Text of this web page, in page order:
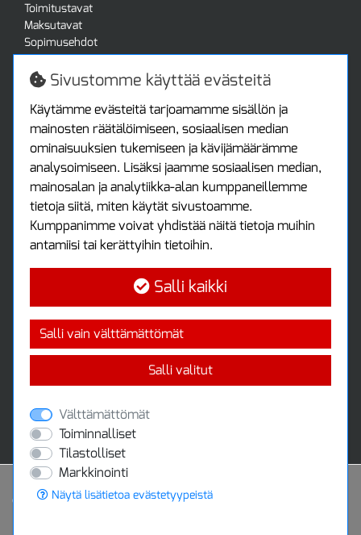
Toimitustavat
Maksutavat
Sopimusehdot
Turvallista ostamista
Jälleenmyyjille
Tax free / verovapaa myynti
Asiakastilini
Asiakastili
Luo tili
Kirjaudu sisään
Ota yhteyttä
Protools Oy
Tuottajankatu 13
Uutiskirje
Tilaa maksuton uutiskirjeemme
© 2020 Protools Oy
Sivustomme käyttää evästeitä
Käytämme evästeitä tarjoamamme sisällön ja
mainosten räätälöimiseen, sosiaalisen median
ominaisuuksien tukemiseen ja kävijämäärämme
analysoimiseen. Lisäksi jaamme sosiaalisen median,
mainosalan ja analytiikka-alan kumppaneillemme
tietoja siitä, miten käytät sivustoamme.
Kumppanimme voivat yhdistää näitä tietoja muihin
antamiisi tai kerättyihin tietoihin.
Salli kaikki
Salli vain välttämättömät
Salli valitut
Välttämättömät
Toiminnalliset
Tilastolliset
Markkinointi
Näytä lisätietoa evästetyypeistä